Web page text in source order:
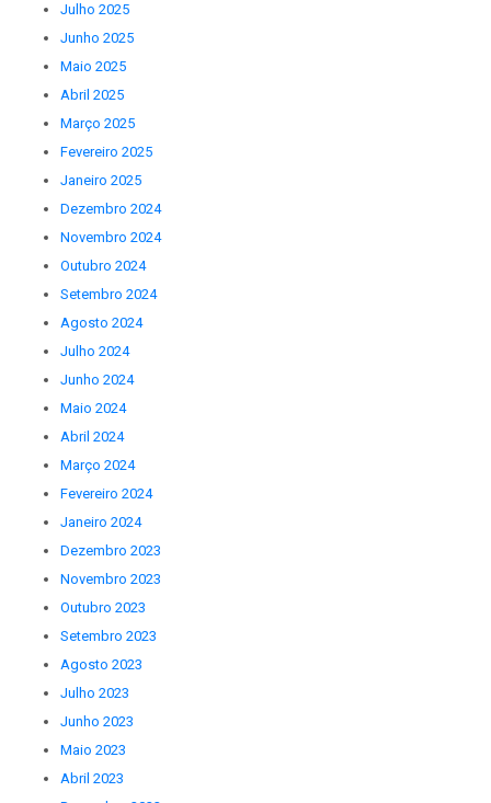
Julho 2025
Junho 2025
Maio 2025
Abril 2025
Março 2025
Fevereiro 2025
Janeiro 2025
Dezembro 2024
Novembro 2024
Outubro 2024
Setembro 2024
Agosto 2024
Julho 2024
Junho 2024
Maio 2024
Abril 2024
Março 2024
Fevereiro 2024
Janeiro 2024
Dezembro 2023
Novembro 2023
Outubro 2023
Setembro 2023
Agosto 2023
Julho 2023
Junho 2023
Maio 2023
Abril 2023